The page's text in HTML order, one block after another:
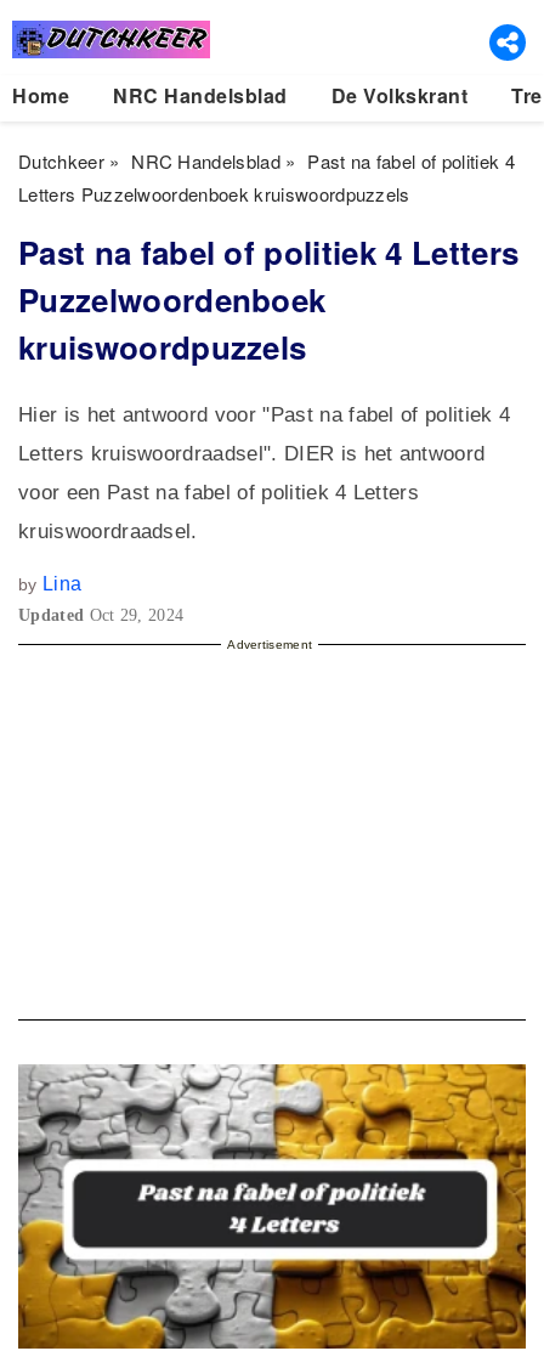
Home NRC Handelsblad De Volkskrant
Dutchkeer» NRC Handelsblad » Past na fabel of politiek 4
Letters Puzzelwoordenboek kruiswoordpuzzels
Past na fabel of politiek 4 Letters
Puzzelwoordenboek
kruiswoordpuzzels
Hier is het antwoord voor "Past na fabel of politiek 4
Letters kruiswoordraadsel". DIER is het antwoord
voor een Past na fabel of politiek 4 Letters
kruiswoordraadsel.
by Lina
Updated Oct 29, 2024
Advertisement